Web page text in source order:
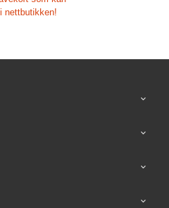
nettbutikken!